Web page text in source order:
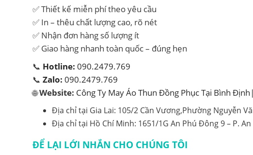
✅ Thiết kế miễn phí theo yêu cầu
✅ In – thêu chất lượng cao, rõ nét
✅ Nhận đơn hàng số lượng ít
✅ Giao hàng nhanh toàn quốc – đúng hẹn
📞 Hotline: 090.2479.769
📞 Zalo: 090.2479.769
🌐Website: Công Ty May Áo Thun Đồng Phục Tại Bình
Địa chỉ tại Gia Lai: 105/2 Cần Vương,Phường Nguyễn
Địa chỉ tại Hồ Chí Minh: 1651/1G An Phú Đông 9 – P.
ĐỂ LẠI LỚI NHẮN CHO CHÚNG TÔI